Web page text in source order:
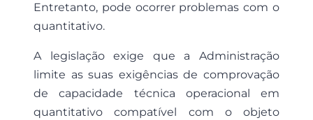
Entretanto, pode ocorrer problemas com o
quantitativo.
A legislação exige que a Administração
limite as suas exigências de comprovação
de capacidade técnica operacional em
quantitativo compatível com o objeto